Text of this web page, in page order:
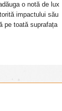
o notă de lux
impactului său
pe toată suprafața